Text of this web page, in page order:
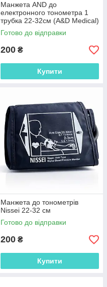
Манжета AND до
електронного тонометра 1
трубка 22-32см (A&D Medical)
Готово до відправки
200 ₴
Купити
Манжета до тонометрів
Nissei 22-32 см
Готово до відправки
200 ₴
Купити